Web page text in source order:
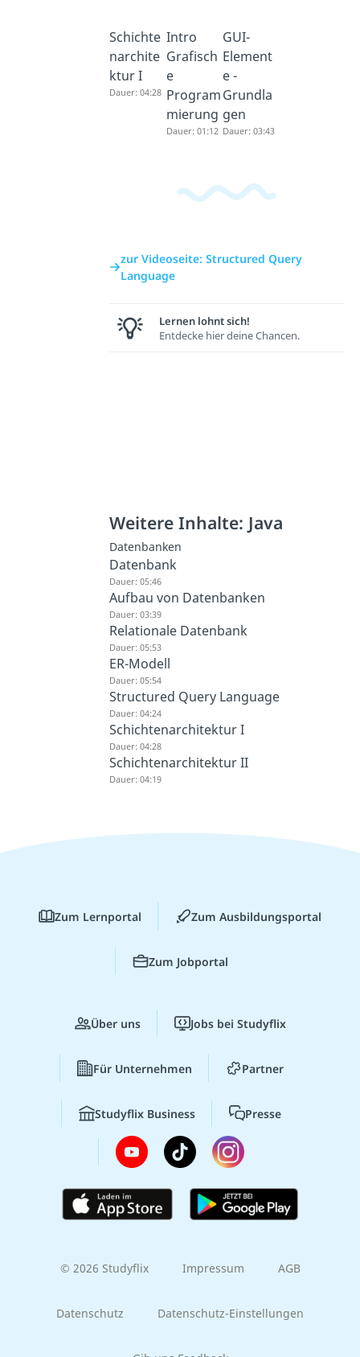
Schichte
narchite
ktur I
Dauer: 04:28
Intro
Grafisch
e
Program
mierung
Dauer: 01:12
GUI-
Element
e -
Grundla
gen
Dauer: 03:43
zur Videoseite: Structured Query
Language
Lernen lohnt sich!
Entdecke hier deine Chancen.
Weitere Inhalte: Java
Datenbanken
Datenbank
Dauer: 05:46
Aufbau von Datenbanken
Dauer: 03:39
Relationale Datenbank
Dauer: 05:53
ER-Modell
Dauer: 05:54
Structured Query Language
Dauer: 04:24
Schichtenarchitektur I
Dauer: 04:28
Schichtenarchitektur II
Dauer: 04:19
Zum Lernportal Zum Ausbildungsportal
Zum Jobportal
Über uns Jobs bei Studyflix
Für Unternehmen Partner
Studyflix Business Presse
© 2026 Studyflix Impressum AGB
Datenschutz Datenschutz-Einstellungen